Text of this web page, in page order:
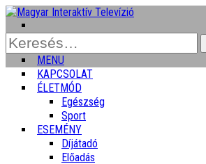
Keresés:
MENU
KAPCSOLAT
ÉLETMÓD
Egészség
Sport
ESEMÉNY
Díjátadó
Előadás